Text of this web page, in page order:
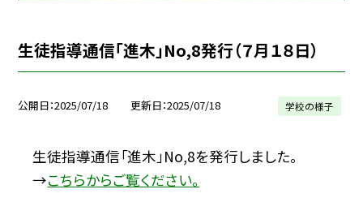
生徒指導通信「進木」No,8発行（７月１８日）
公開日 2025/07/18 更新日 2025/07/18 学校の様子
生徒指導通信「進木」No,8を発行しました。
→こちらからご覧ください。